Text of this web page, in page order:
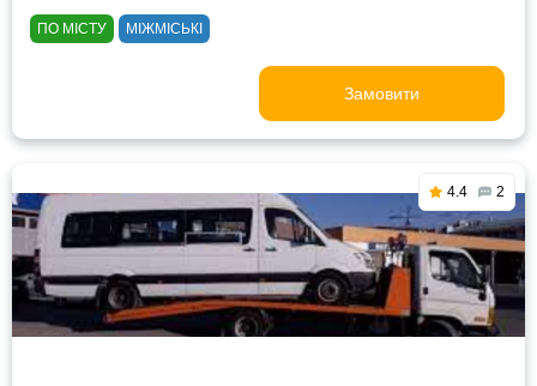
ПО МІСТУ МІЖМІСЬКІ
Замовити
4.4 2